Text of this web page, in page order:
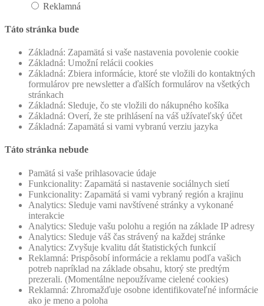
Reklamná
Táto stránka bude
Základná: Zapamätá si vaše nastavenia povolenie cookie
Základná: Umožní relácii cookies
Základná: Zbiera informácie, ktoré ste vložili do kontaktných
formulárov pre newsletter a ďalších formulárov na všetkých
stránkach
Základná: Sleduje, čo ste vložili do nákupného košíka
Základná: Overí, že ste prihlásení na váš užívateľský účet
Základná: Zapamätá si vami vybranú verziu jazyka
Táto stránka nebude
Pamätá si vaše prihlasovacie údaje
Funkcionality: Zapamätá si nastavenie sociálnych sietí
Funkcionality: Zapamätá si vami vybraný región a krajinu
Analytics: Sleduje vami navštívené stránky a vykonané
interakcie
Analytics: Sleduje vašu polohu a región na základe IP adresy
Analytics: Sleduje váš čas strávený na každej stránke
Analytics: Zvyšuje kvalitu dát štatistických funkcií
Reklamná: Prispôsobí informácie a reklamu podľa vašich
potreb napríklad na základe obsahu, ktorý ste predtým
prezerali. (Momentálne nepoužívame cielené cookies)
Reklamná: Zhromažďuje osobne identifikovateľné informácie
ako je meno a poloha